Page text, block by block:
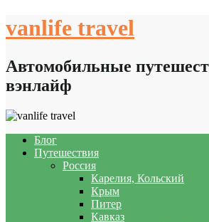
to
vanlife travel
Автомобильные
вэнлайф
Блог
Путешествия
Россия
Карелия, Кольский
Крым
Питер
Кавказ